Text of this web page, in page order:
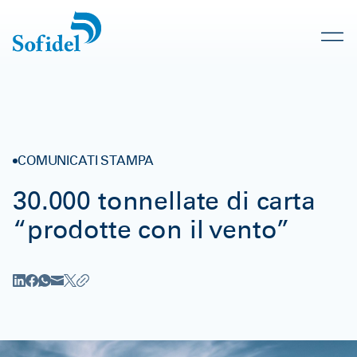
COMUNICATI STAMPA
30.000 tonnellate di carta
“prodotte con il vento”